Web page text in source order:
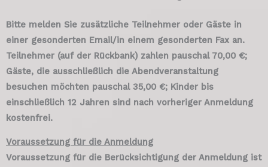
Bitte melden Sie zusätzliche Teilnehmer oder Gäste in
einer gesonderten Email/in einem gesonderten Fax an.
Teilnehmer (auf der Rückbank) zahlen pauschal 70,00 €;
Gäste, die ausschließlich die Abendveranstaltung
besuchen möchten pauschal 35,00 €; Kinder bis
einschließlich 12 Jahren sind nach vorheriger Anmeldung
kostenfrei.
Voraussetzung für die Anmeldung
Voraussetzung für die Berücksichtigung der Anmeldung ist